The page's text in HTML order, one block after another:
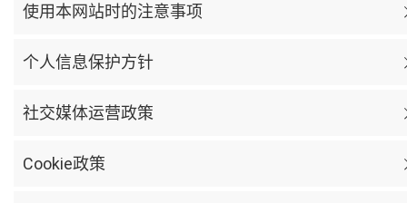
使用本网站时的注意事项
个人信息保护方针
社交媒体运营政策
Cookie政策